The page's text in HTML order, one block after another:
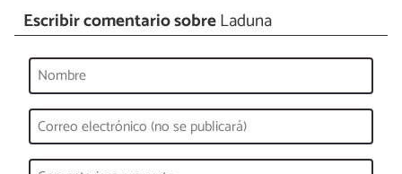
Escribir comentario sobreLaduna